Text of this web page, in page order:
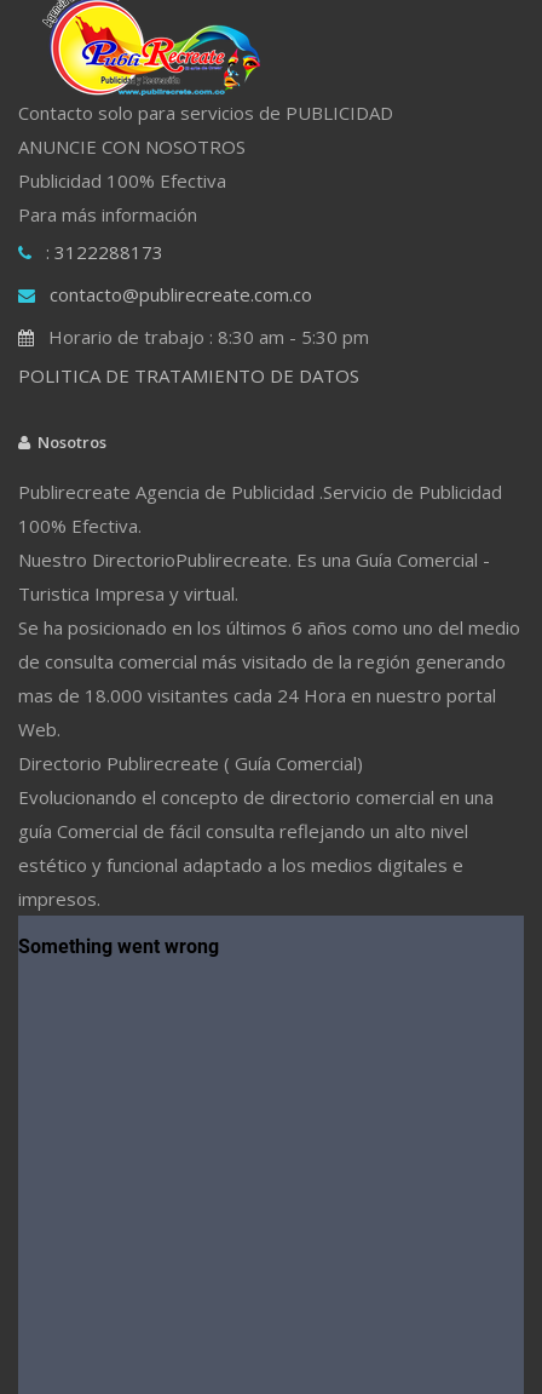
Contacto solo para servicios de PUBLICIDAD
ANUNCIE CON NOSOTROS
Publicidad 100% Efectiva
Para más información
: 3122288173
contacto@publirecreate.com.co
Horario de trabajo : 8:30 am - 5:30 pm
POLITICA DE TRATAMIENTO DE DATOS
Nosotros
Publirecreate Agencia de Publicidad .Servicio de Publicidad
100% Efectiva.
Nuestro DirectorioPublirecreate. Es una Guía Comercial -
Turistica Impresa y virtual.
Se ha posicionado en los últimos 6 años como uno del medio
de consulta comercial más visitado de la región generando
mas de 18.000 visitantes cada 24 Hora en nuestro portal
Web.
Directorio Publirecreate ( Guía Comercial)
Evolucionando el concepto de directorio comercial en una
guía Comercial de fácil consulta reflejando un alto nivel
estético y funcional adaptado a los medios digitales e
impresos.